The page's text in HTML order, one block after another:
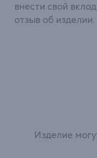
Изделие
внести свой
отзыв об изделии.